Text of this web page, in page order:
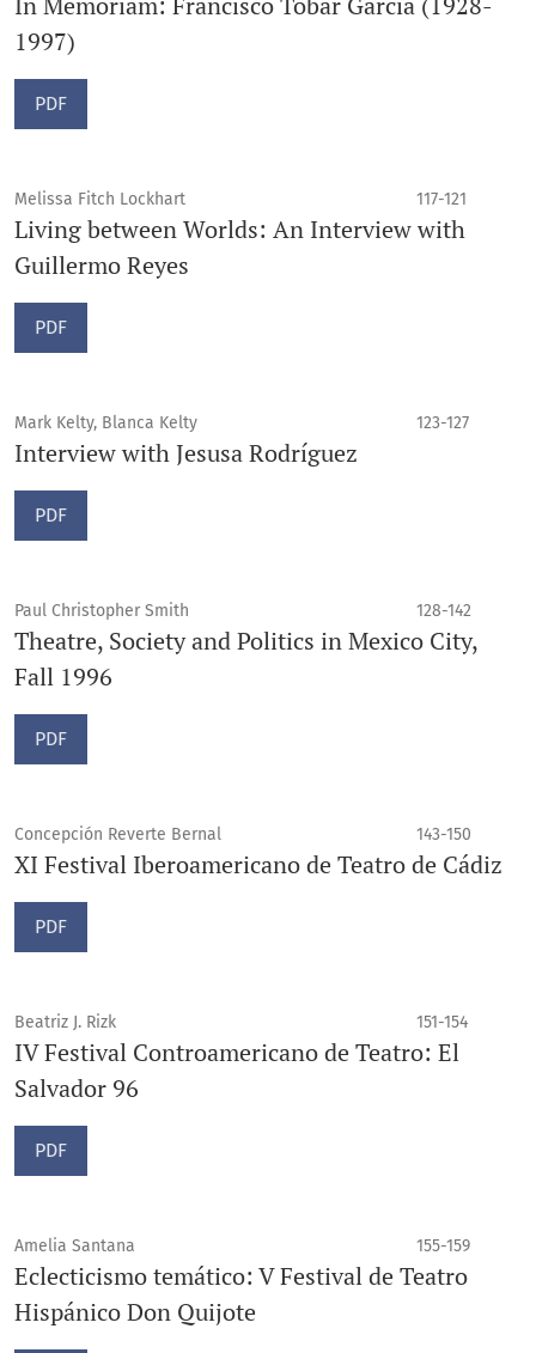
1997)
PDF
Melissa Fitch Lockhart 117-121
Living between Worlds: An Interview with
Guillermo Reyes
PDF
Mark Kelty, Blanca Kelty 123-127
Interview with Jesusa Rodríguez
PDF
Paul Christopher Smith 128-142
Theatre, Society and Politics in Mexico City,
Fall 1996
PDF
Concepción Reverte Bernal 143-150
XI Festival Iberoamericano de Teatro de Cádiz
PDF
Beatriz J. Rizk 151-154
IV Festival Controamericano de Teatro: El
Salvador 96
PDF
Amelia Santana 155-159
Eclecticismo temático: V Festival de Teatro
Hispánico Don Quijote